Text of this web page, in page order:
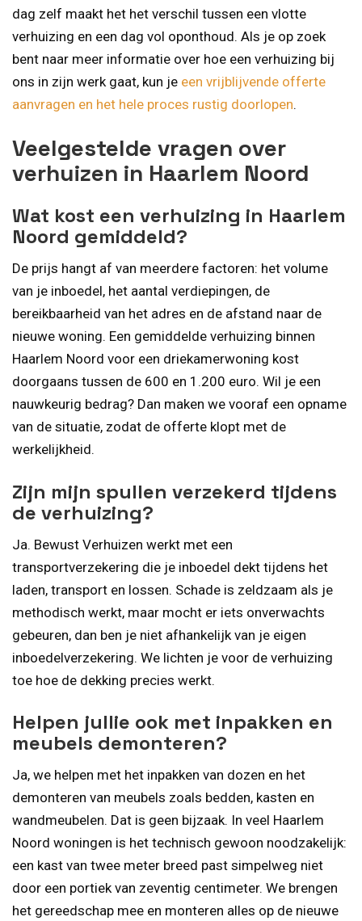
dag zelf maakt het het verschil tussen een vlotte
verhuizing en een dag vol oponthoud. Als je op zoek
bent naar meer informatie over hoe een verhuizing bij
ons in zijn werk gaat, kun je een vrijblijvende offerte
aanvragen en het hele proces rustig doorlopen.
Veelgestelde vragen over
verhuizen in Haarlem Noord
Wat kost een verhuizing in Haarlem
Noord gemiddeld?
De prijs hangt af van meerdere factoren: het volume
van je inboedel, het aantal verdiepingen, de
bereikbaarheid van het adres en de afstand naar de
nieuwe woning. Een gemiddelde verhuizing binnen
Haarlem Noord voor een driekamerwoning kost
doorgaans tussen de 600 en 1.200 euro. Wil je een
nauwkeurig bedrag? Dan maken we vooraf een opname
van de situatie, zodat de offerte klopt met de
werkelijkheid.
Zijn mijn spullen verzekerd tijdens
de verhuizing?
Ja. Bewust Verhuizen werkt met een
transportverzekering die je inboedel dekt tijdens het
laden, transport en lossen. Schade is zeldzaam als je
methodisch werkt, maar mocht er iets onverwachts
gebeuren, dan ben je niet afhankelijk van je eigen
inboedelverzekering. We lichten je voor de verhuizing
toe hoe de dekking precies werkt.
Helpen jullie ook met inpakken en
meubels demonteren?
Ja, we helpen met het inpakken van dozen en het
demonteren van meubels zoals bedden, kasten en
wandmeubelen. Dat is geen bijzaak. In veel Haarlem
Noord woningen is het technisch gewoon noodzakelijk:
een kast van twee meter breed past simpelweg niet
door een portiek van zeventig centimeter. We brengen
het gereedschap mee en monteren alles op de nieuwe